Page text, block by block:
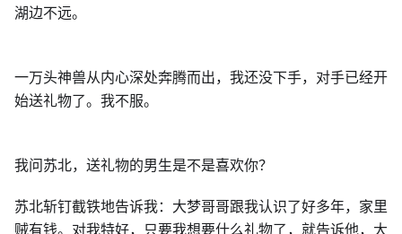
湖边不远。
一万头神兽从内心深处奔腾而出，我还没下手，对手已经开
始送礼物了。我不服。
我问苏北，送礼物的男生是不是喜欢你？
苏北斩钉截铁地告诉我：大梦哥哥跟我认识了好多年，家里
贼有钱。对我特好，只要我想要什么礼物了，就告诉他，大